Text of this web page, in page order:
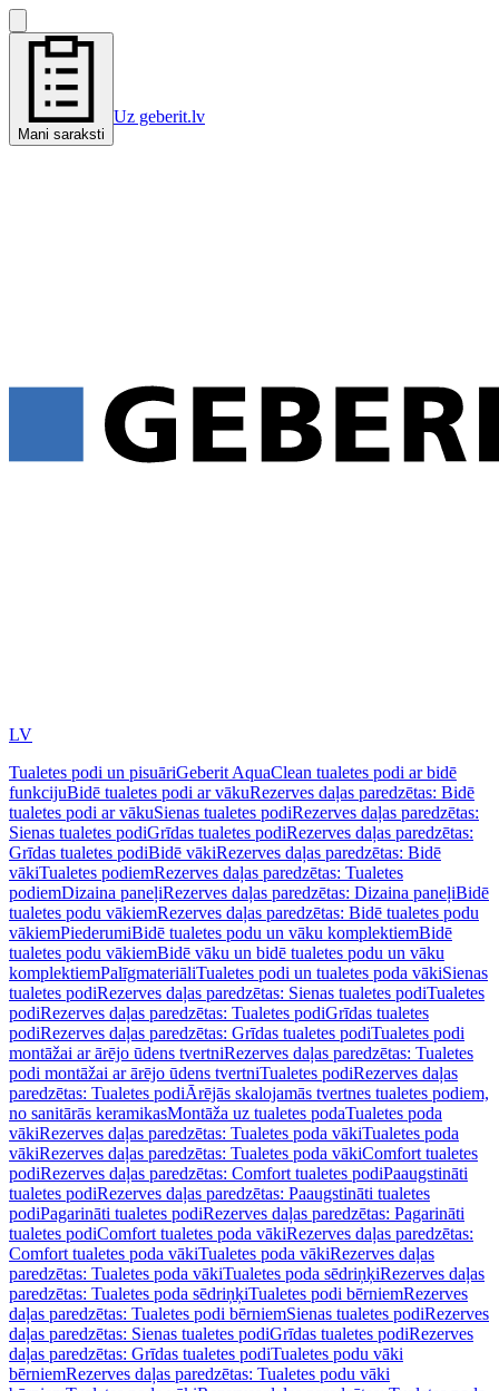
Mani saraksti
Uz geberit.lv
LV
Tualetes podi un pisuāriGeberit AquaClean tualetes podi ar bidē
funkcijuBidē tualetes podi ar vākuRezerves daļas paredzētas: Bidē
tualetes podi ar vākuSienas tualetes podiRezerves daļas paredzētas:
Sienas tualetes podiGrīdas tualetes podiRezerves daļas paredzētas:
Grīdas tualetes podiBidē vākiRezerves daļas paredzētas: Bidē
vākiTualetes podiemRezerves daļas paredzētas: Tualetes
podiemDizaina paneļiRezerves daļas paredzētas: Dizaina paneļiBidē
tualetes podu vākiemRezerves daļas paredzētas: Bidē tualetes podu
vākiemPiederumiBidē tualetes podu un vāku komplektiemBidē
tualetes podu vākiemBidē vāku un bidē tualetes podu un vāku
komplektiemPalīgmateriāliTualetes podi un tualetes poda vākiSienas
tualetes podiRezerves daļas paredzētas: Sienas tualetes podiTualetes
podiRezerves daļas paredzētas: Tualetes podiGrīdas tualetes
podiRezerves daļas paredzētas: Grīdas tualetes podiTualetes podi
montāžai ar ārējo ūdens tvertniRezerves daļas paredzētas: Tualetes
podi montāžai ar ārējo ūdens tvertniTualetes podiRezerves daļas
paredzētas: Tualetes podiĀrējās skalojamās tvertnes tualetes podiem,
no sanitārās keramikasMontāža uz tualetes podaTualetes poda
vākiRezerves daļas paredzētas: Tualetes poda vākiTualetes poda
vākiRezerves daļas paredzētas: Tualetes poda vākiComfort tualetes
podiRezerves daļas paredzētas: Comfort tualetes podiPaaugstināti
tualetes podiRezerves daļas paredzētas: Paaugstināti tualetes
podiPagarināti tualetes podiRezerves daļas paredzētas: Pagarināti
tualetes podiComfort tualetes poda vākiRezerves daļas paredzētas:
Comfort tualetes poda vākiTualetes poda vākiRezerves daļas
paredzētas: Tualetes poda vākiTualetes poda sēdriņķiRezerves daļas
paredzētas: Tualetes poda sēdriņķiTualetes podi bērniemRezerves
daļas paredzētas: Tualetes podi bērniemSienas tualetes podiRezerves
daļas paredzētas: Sienas tualetes podiGrīdas tualetes podiRezerves
daļas paredzētas: Grīdas tualetes podiTualetes podu vāki
bērniemRezerves daļas paredzētas: Tualetes podu vāki